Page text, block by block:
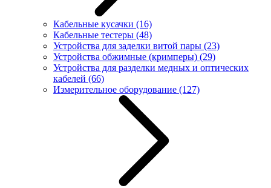
Кабельные кусачки (16)
Кабельные тестеры (48)
Устройства для заделки витой пары (23)
Устройства обжимные (кримперы) (29)
Устройства для разделки медных и оптических
кабелей (66)
Измерительное оборудование (127)